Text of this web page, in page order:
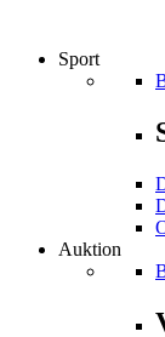
Sport
Auktion